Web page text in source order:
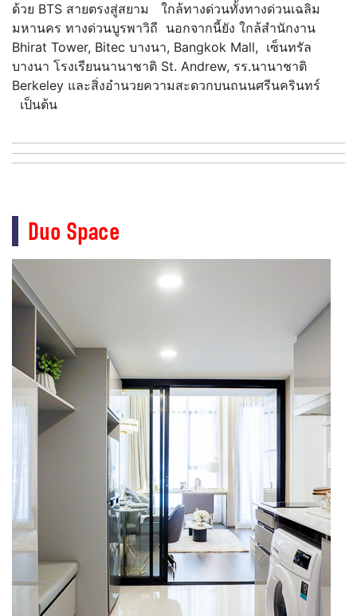
ด้วย BTS สายตรงสู่สยาม ใกล้ทางด่วนทั้งทางด่วนเฉลิม
มหานคร ทางด่วนบูรพาวิถี นอกจากนี้ยัง ใกล้สํานักงาน
Bhirat Tower, Bitec บางนา, Bangkok Mall, เซ็นทรัล
บางนา โรงเรียนนานาชาติ St. Andrew, รร.นานาชาติ
Berkeley และสิ่งอํานวยความสะดวกบนถนนศรีนครินทร์
เป็นต้น
Duo Space